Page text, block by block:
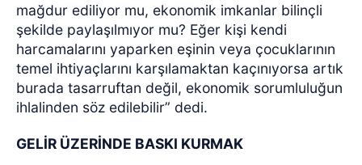
mağdur ediliyor mu, ekonomik imkanlar bilinçli
şekilde paylaşılmıyor mu? Eğer kişi kendi
harcamalarını yaparken eşinin veya çocuklarının
temel ihtiyaçlarını karşılamaktan kaçınıyorsa artık
burada tasarruftan değil, ekonomik sorumluluğun
ihlalinden söz edilebilir” dedi.
GELİR ÜZERİNDE BASKI KURMAK